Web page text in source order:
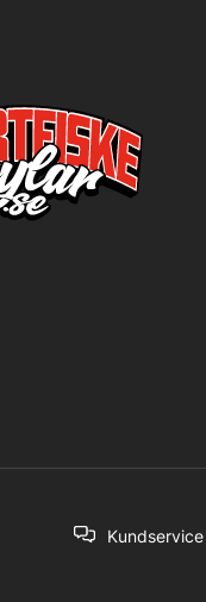
Kundservice